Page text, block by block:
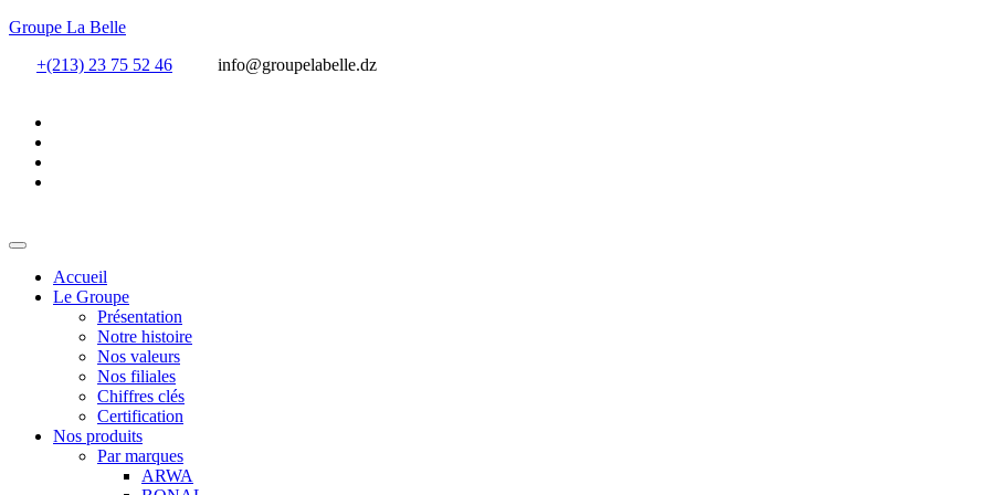
Groupe La Belle
+(213) 23 75 52 46
info@groupelabelle.dz
Accueil
Le Groupe
Présentation
Notre histoire
Nos valeurs
Nos filiales
Chiffres clés
Certification
Nos produits
Par marques
ARWA